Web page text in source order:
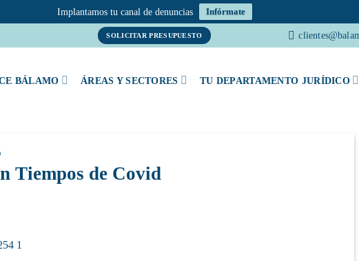
Implantamos tu canal de denuncias Infórmate
SOLICITAR PRESUPUESTO
BÁLAMO ÁREAS Y SECTORES TU DEPARTAMENTO JURÍDICO
Tiempos de Covid